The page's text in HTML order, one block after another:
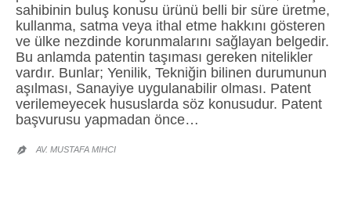
sahibinin buluş konusu ürünü belli bir süre üretme,
kullanma, satma veya ithal etme hakkını gösteren
ve ülke nezdinde korunmalarını sağlayan belgedir.
Bu anlamda patentin taşıması gereken nitelikler
vardır. Bunlar; Yenilik, Tekniğin bilinen durumunun
aşılması, Sanayiye uygulanabilir olması. Patent
verilemeyecek hususlarda söz konusudur. Patent
başvurusu yapmadan önce…
 AV. MUSTAFA MIHCI